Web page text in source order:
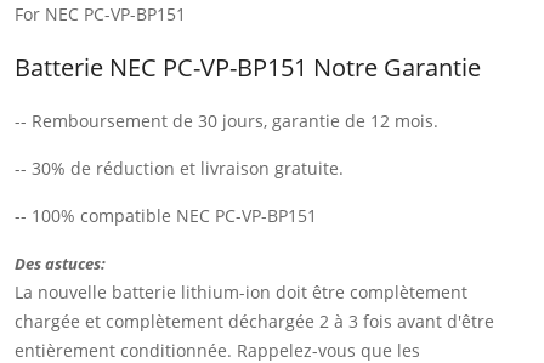
For NEC PC-VP-BP151
Batterie NEC PC-VP-BP151 Notre Garantie
-- Remboursement de 30 jours, garantie de 12 mois.
-- 30% de réduction et livraison gratuite.
-- 100% compatible NEC PC-VP-BP151
Des astuces:
La nouvelle batterie lithium-ion doit être complètement
chargée et complètement déchargée 2 à 3 fois avant d'être
entièrement conditionnée. Rappelez-vous que les